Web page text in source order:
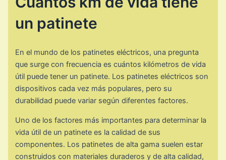
un patinete
En el mundo de los patinetes eléctricos, una pregunta
que surge con frecuencia es cuántos kilómetros de vida
útil puede tener un patinete. Los patinetes eléctricos son
dispositivos cada vez más populares, pero su
durabilidad puede variar según diferentes factores.
Uno de los factores más importantes para determinar la
vida útil de un patinete es la calidad de sus
componentes. Los patinetes de alta gama suelen estar
construidos con materiales duraderos y de alta calidad,